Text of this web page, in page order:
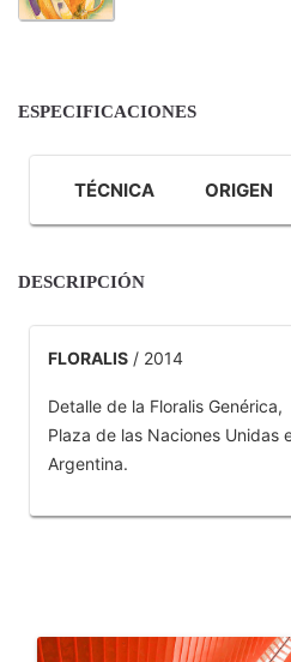
ESPECIFICACIONES
TÉCNICA ORIGEN
DESCRIPCIÓN
FLORALIS / 2014
Detalle de la Floralis
Plaza de las Naciones Unidas
Argentina.